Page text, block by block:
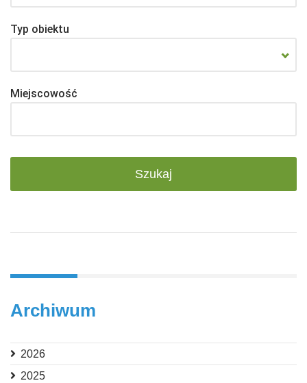
Typ obiektu
Miejscowość
Archiwum
2026
2025